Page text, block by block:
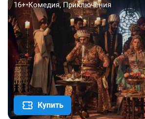
16+•Комедия, Приключения
Купить